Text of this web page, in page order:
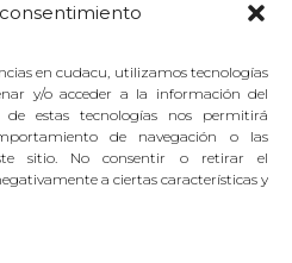
en cudacu, utilizamos tecnologías
y/o acceder a la información del
de estas tecnologías nos permitirá
de navegación o las
sitio. No consentir o retirar el
a ciertas características y
validado.
claroqué quieres
quieres dirigir, el